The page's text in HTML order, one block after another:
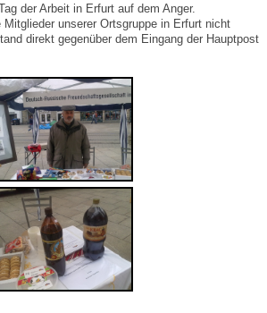
der Arbeit in Erfurt auf dem Anger.
unserer Ortsgruppe in Erfurt nicht
direkt gegenüber dem Eingang der Hauptpost